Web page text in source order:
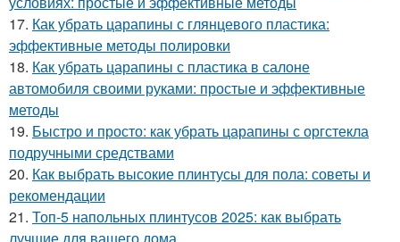
17. Как убрать царапины с глянцевого пластика:
эффективные методы полировки
18. Как убрать царапины с пластика в салоне
автомобиля своими руками: простые и эффективные
методы
19. Быстро и просто: как убрать царапины с оргстекла
подручными средствами
20. Как выбрать высокие плинтусы для пола: советы и
рекомендации
21. Топ-5 напольных плинтусов 2025: как выбрать
лучшие для вашего дома